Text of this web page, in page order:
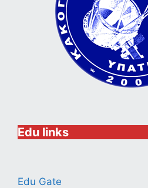
Edu links
Edu Gate